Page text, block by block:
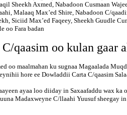
Sheekh Axmed, Nabadoon Cusmaan
Malaaq Max’ed Shire, Nabadoon C/
Siciid Max’ed Faqeey, Sheekh Guudle
oo Fara badan
qaasim oo kulan gaar
oo maalmahan ku sugnaa Magaalada
hore ee Dowladdii Carta C/qaasim
ayaa loo diiday in Saxaafaddu wax ka
Madaxweyne C/llaahi Yuusuf